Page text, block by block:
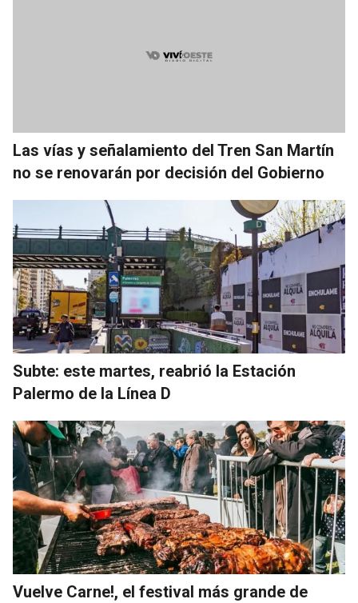
Las vías y señalamiento del Tren San Martín
no se renovarán por decisión del Gobierno
Subte: este martes, reabrió la Estación
Palermo de la Línea D
Vuelve Carne!, el festival más grande de